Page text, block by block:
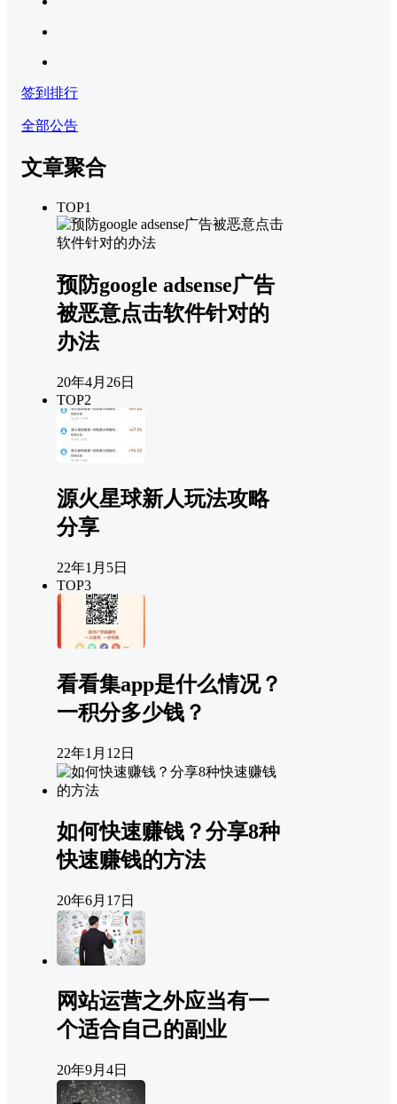
签到排行
全部公告
文章聚合
TOP1
预防google adsense广告
被恶意点击软件针对的
办法
20年4月26日
TOP2
源火星球新人玩法攻略
分享
22年1月5日
TOP3
看看集app是什么情况？
一积分多少钱？
22年1月12日
如何快速赚钱？分享8种
快速赚钱的方法
20年6月17日
网站运营之外应当有一
个适合自己的副业
20年9月4日